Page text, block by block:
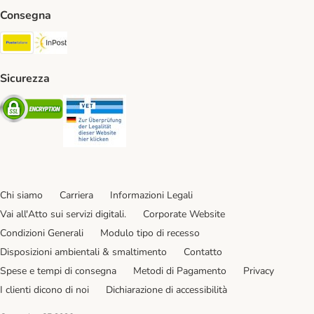
Consegna
Poste Italiane. Shipping Method
Sicurezza
Security
Chi siamo Carriera
Informazioni Legali
Vai all'Atto sui servizi digitali.
Corporate Website
Condizioni Generali
Modulo tipo di recesso
Disposizioni ambientali & smaltimento
Contatto
Spese e tempi di consegna
Metodi di Pagamento
Privacy
I clienti dicono di noi
Dichiarazione di accessibilità